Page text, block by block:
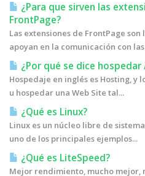
¿Para que sirven las
FrontPage?
Las extensiones de FrontPage son
apoyan en la comunicación con
¿Por qué se dice
Hospedaje en inglés es Hosting, y
u hospedar una Web Site tal...
¿Qué es Linux?
Linux es un núcleo libre de
uno de los principales ejemplos...
¿Qué es LiteSpeed?
Mejor rendimiento, mucho mejor,